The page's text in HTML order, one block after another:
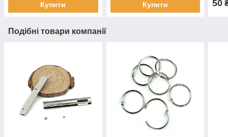
Купити Купити 50
Подібні товари компанії